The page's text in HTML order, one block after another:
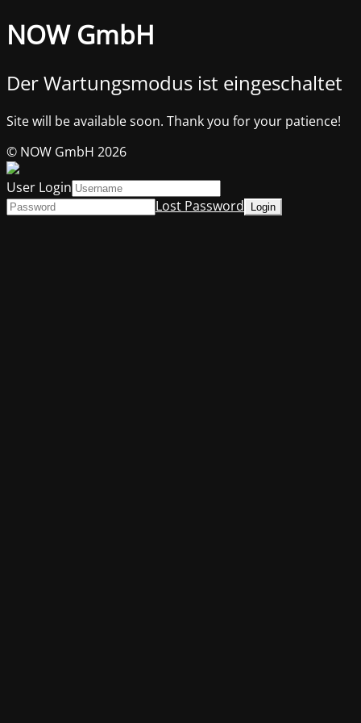
NOW GmbH
Der Wartungsmodus ist eingeschaltet
Site will be available soon. Thank you for your patience!
© NOW GmbH 2026
User Login
Lost Password